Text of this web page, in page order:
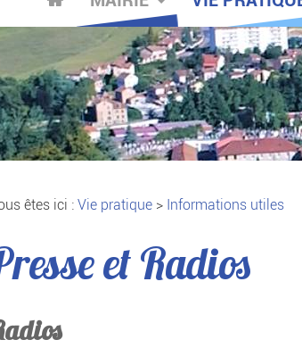
êtes ici : Vie pratique > Informations utiles
et Radios